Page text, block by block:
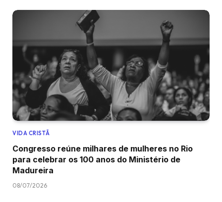
VIDA CRISTÃ
Congresso reúne milhares de mulheres no Rio
para celebrar os 100 anos do Ministério de
Madureira
08/07/2026